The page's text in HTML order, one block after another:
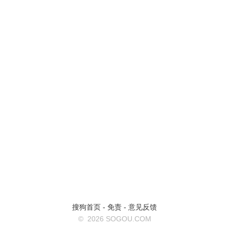
搜狗首页 - 免责 - 意见反馈
© 2026 SOGOU.COM